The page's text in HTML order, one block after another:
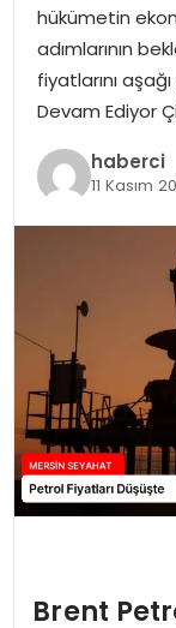
hükümetin
adımlarının
fiyatlarını
Devam Ediyor
haberci
11 Kasım
Brent